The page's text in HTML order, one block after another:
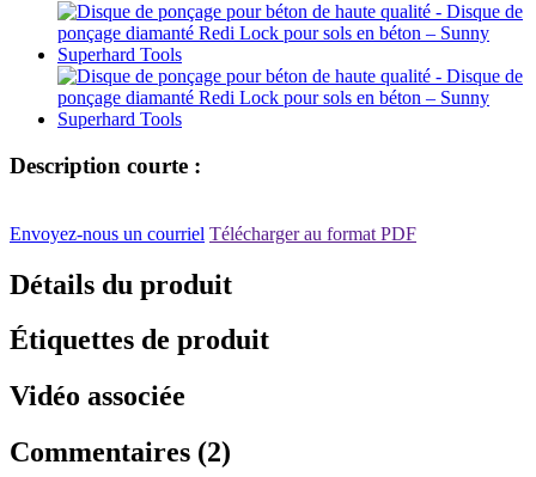
Description courte :
Envoyez-nous un courriel Télécharger au format PDF
Détails du produit
Étiquettes de produit
Vidéo associée
Commentaires (2)